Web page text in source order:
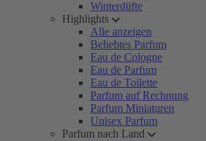
Winterdüfte
Highlights
Alle anzeigen
Beliebtes Parfum
Eau de Cologne
Eau de Parfum
Eau de Toilette
Parfum auf Rechnung
Parfum Miniaturen
Unisex Parfum
Parfum nach Land